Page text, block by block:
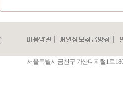
서울특별시 금천구 가산디지털1로